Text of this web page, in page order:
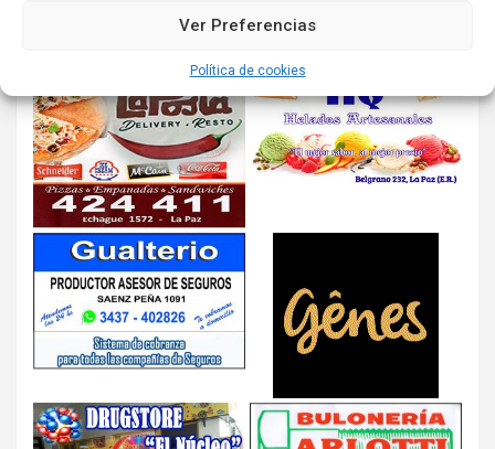
Ver Preferencias
Política de cookies